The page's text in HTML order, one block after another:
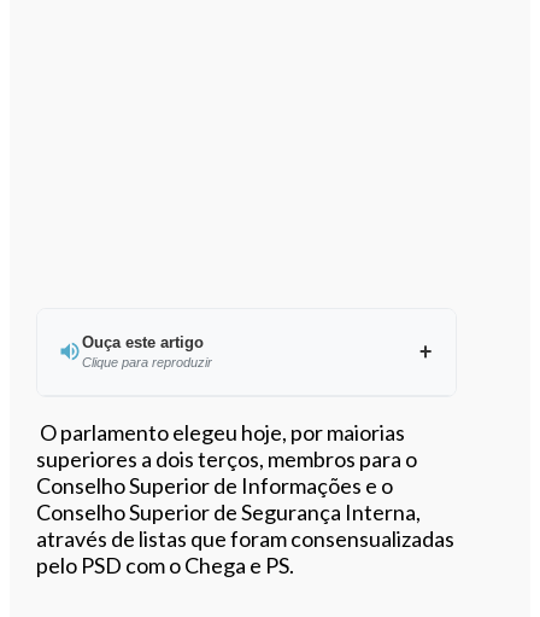
Ouça este artigo
Clique para reproduzir
0:00/2:33
O parlamento elegeu hoje, por maiorias
superiores a dois terços, membros para o
Conselho Superior de Informações e o
Conselho Superior de Segurança Interna,
através de listas que foram consensualizadas
pelo PSD com o Chega e PS.